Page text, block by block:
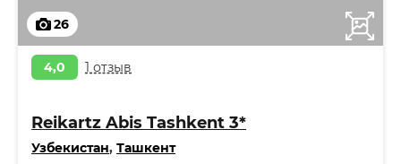
26
4,0 1 отзыв
Reikartz Abis Tashkent 3*
Узбекистан, Ташкент